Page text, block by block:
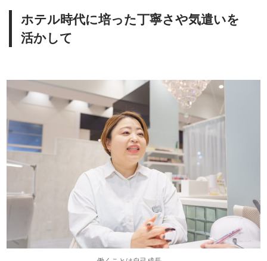
ホテル時代に培った丁寧さや気遣いを
活かして